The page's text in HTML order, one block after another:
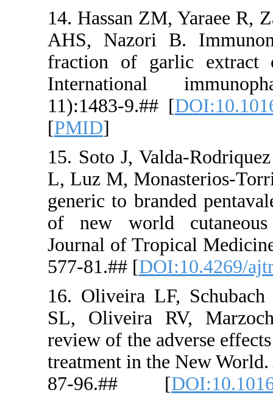
14.
AHS,
fraction
11):1483-
15. Soto J,
L, Luz M,
generic to
of new
Journal of
577-81.## [
16.
SL,
review of
treatment
87-